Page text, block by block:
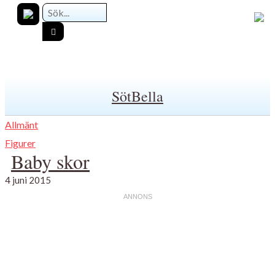
SötBella
Allmänt
Figurer
Baby skor
4 juni 2015